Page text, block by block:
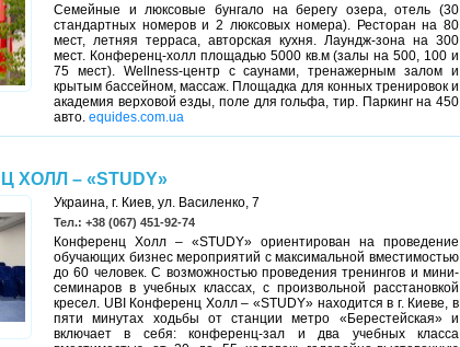
Семейные и люксовые бунгало на берегу озера, отель (30
стандартных номеров и 2 люксовых номера). Ресторан на 80
мест, летняя терраса, авторская кухня. Лаундж-зона на 300
мест. Конференц-холл площадью 5000 кв.м (залы на 500, 100 и
75 мест). Wellness-центр с саунами, тренажерным залом и
крытым бассейном, массаж. Площадка для конных тренировок и
академия верховой езды, поле для гольфа, тир. Паркинг на 450
авто. equides.com.ua
ХОЛЛ – «STUDY»
Украина, г. Киев, ул. Василенко, 7
Тел.: +38 (067) 451-92-74
Конференц Холл – «STUDY» ориентирован на проведение
обучающих бизнес мероприятий с максимальной вместимостью
до 60 человек. С возможностью проведения тренингов и мини-
семинаров в учебных классах, с произвольной расстановкой
кресел. UBI Конференц Холл – «STUDY» находится в г. Киеве, в
пяти минутах ходьбы от станции метро «Берестейская» и
включает в себя: конференц-зал и два учебных класса